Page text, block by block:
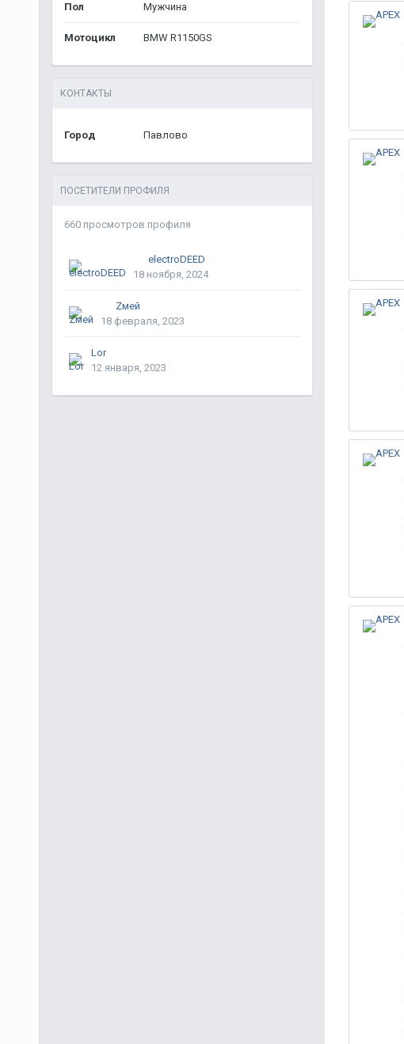
Пол Мужчина
Мотоцикл BMW R1150GS
КОНТАКТЫ
Город Павлово
ПОСЕТИТЕЛИ ПРОФИЛЯ
660 просмотров профиля
electroDEED
18 ноября, 2024
Zмей
18 февраля, 2023
Lor
12 января, 2023